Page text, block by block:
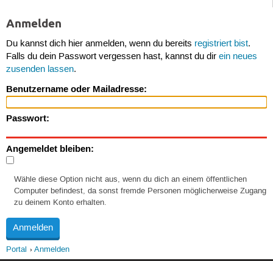
Anmelden
Du kannst dich hier anmelden, wenn du bereits registriert bist.
Falls du dein Passwort vergessen hast, kannst du dir ein neues
zusenden lassen.
Benutzername oder Mailadresse:
Passwort:
Angemeldet bleiben:
Wähle diese Option nicht aus, wenn du dich an einem öffentlichen
Computer befindest, da sonst fremde Personen möglicherweise Zugang
zu deinem Konto erhalten.
Portal Anmelden